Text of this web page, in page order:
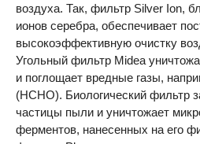
воздуха. Так, фильтр Silver Ion,
ионов серебра, обеспечивает
высокоэффективную очистку
Угольный фильтр Midea
и поглощает вредные газы,
(НСНО). Биологический фильтр
частицы пыли и уничтожает
ферментов, нанесенных на его